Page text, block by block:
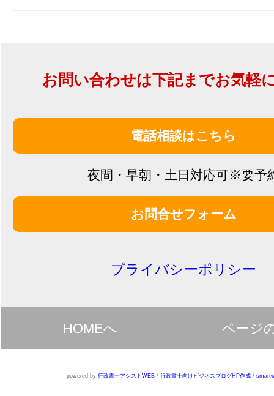
お問い合わせは下記までお気軽
電話相談はこちら
夜間・早朝・土日対応可※要予
お問合せフォーム
プライバシーポリシー
HOMEへ ページ
powered by 行政書士アシストWEB/ 行政書士向けビジネスブログHP作成/